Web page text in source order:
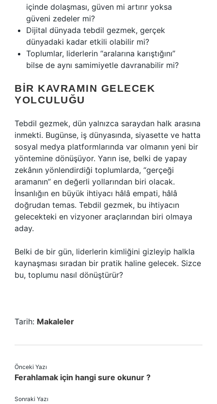
içinde dolaşması, güven mi artırır yoksa
güveni zedeler mi?
Dijital dünyada tebdil gezmek, gerçek
dünyadaki kadar etkili olabilir mi?
Toplumlar, liderlerin “aralarına karıştığını”
bilse de aynı samimiyetle davranabilir mi?
BIR KAVRAMIN GELECEK
YOLCULUĞU
Tebdil gezmek, dün yalnızca saraydan halk arasına
inmekti. Bugünse, iş dünyasında, siyasette ve hatta
sosyal medya platformlarında var olmanın yeni bir
yöntemine dönüşüyor. Yarın ise, belki de yapay
zekânın yönlendirdiği toplumlarda, “gerçeği
aramanın” en değerli yollarından biri olacak.
İnsanlığın en büyük ihtiyacı hâlâ empati, hâlâ
doğrudan temas. Tebdil gezmek, bu ihtiyacın
gelecekteki en vizyoner araçlarından biri olmaya
aday.
Belki de bir gün, liderlerin kimliğini gizleyip halkla
kaynaşması sıradan bir pratik haline gelecek. Sizce
bu, toplumu nasıl dönüştürür?
Tarih: Makaleler
Önceki Yazı
Ferahlamak için hangi sure okunur ?
Sonraki Yazı